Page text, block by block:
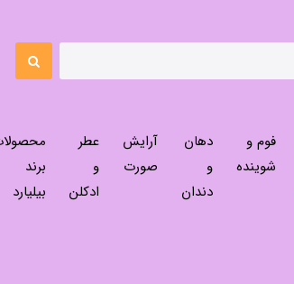
فوم و
شوینده
دهان
و
دندان
آرایش
صورت
عطر
و
ادکلن
برند
بیلیارد